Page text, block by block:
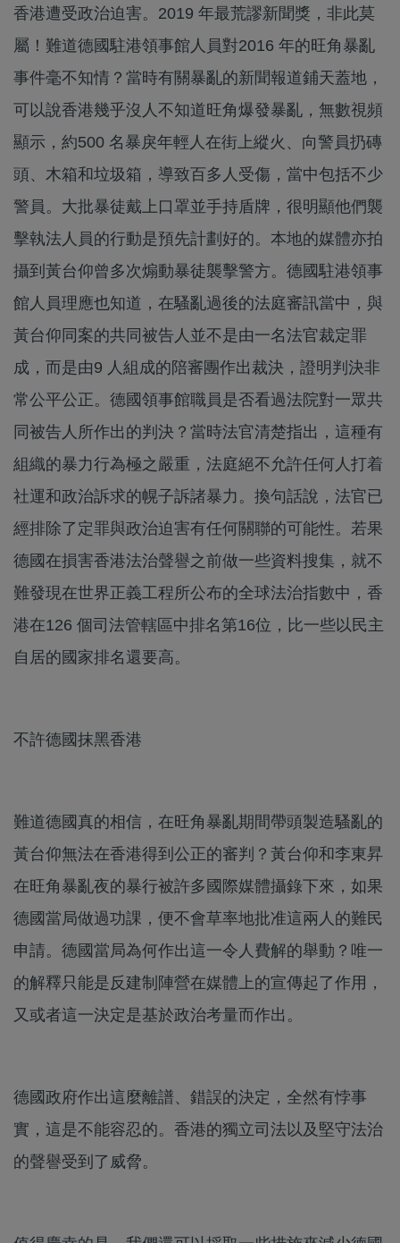
香港遭受政治迫害。2019 年最荒謬新聞獎，非此莫
屬！難道德國駐港領事館人員對2016 年的旺角暴亂
事件毫不知情？當時有關暴亂的新聞報道鋪天蓋地，
可以說香港幾乎沒人不知道旺角爆發暴亂，無數視頻
顯示，約500 名暴戾年輕人在街上縱火、向警員扔磚
頭、木箱和垃圾箱，導致百多人受傷，當中包括不少
警員。大批暴徒戴上口罩並手持盾牌，很明顯他們襲
擊執法人員的行動是預先計劃好的。本地的媒體亦拍
攝到黃台仰曾多次煽動暴徒襲擊警方。德國駐港領事
館人員理應也知道，在騷亂過後的法庭審訊當中，與
黃台仰同案的共同被告人並不是由一名法官裁定罪
成，而是由9 人組成的陪審團作出裁決，證明判決非
常公平公正。德國領事館職員是否看過法院對一眾共
同被告人所作出的判決？當時法官清楚指出，這種有
組織的暴力行為極之嚴重，法庭絕不允許任何人打着
社運和政治訴求的幌子訴諸暴力。換句話說，法官已
經排除了定罪與政治迫害有任何關聯的可能性。若果
德國在損害香港法治聲譽之前做一些資料搜集，就不
難發現在世界正義工程所公布的全球法治指數中，香
港在126 個司法管轄區中排名第16位，比一些以民主
自居的國家排名還要高。
不許德國抹黑香港
難道德國真的相信，在旺角暴亂期間帶頭製造騷亂的
黃台仰無法在香港得到公正的審判？黃台仰和李東昇
在旺角暴亂夜的暴行被許多國際媒體攝錄下來，如果
德國當局做過功課，便不會草率地批准這兩人的難民
申請。德國當局為何作出這一令人費解的舉動？唯一
的解釋只能是反建制陣營在媒體上的宣傳起了作用，
又或者這一決定是基於政治考量而作出。
德國政府作出這麼離譜、錯誤的決定，全然有悖事
實，這是不能容忍的。香港的獨立司法以及堅守法治
的聲譽受到了威脅。